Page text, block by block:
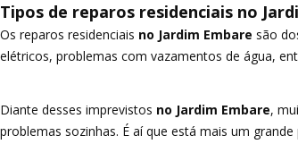
Tipos de reparos residenciais no
Os reparos residenciais no Jardim Embare são
elétricos, problemas com vazamentos de água,
Diante desses imprevistos no Jardim Embare,
problemas sozinhas. É aí que está mais um